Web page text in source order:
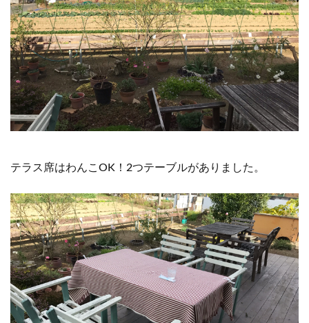
テラス席はわんこOK！2つテーブルがありました。